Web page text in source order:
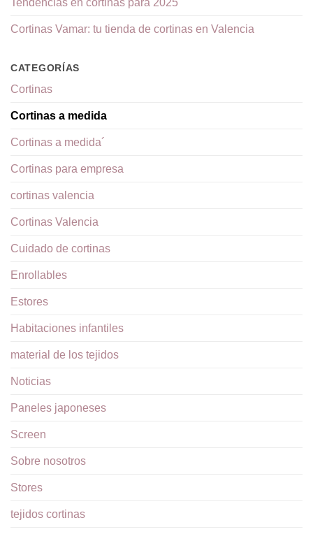
Tendencias en cortinas para 2025
Cortinas Vamar: tu tienda de cortinas en Valencia
CATEGORÍAS
Cortinas
Cortinas a medida
Cortinas a medida´
Cortinas para empresa
cortinas valencia
Cortinas Valencia
Cuidado de cortinas
Enrollables
Estores
Habitaciones infantiles
material de los tejidos
Noticias
Paneles japoneses
Screen
Sobre nosotros
Stores
tejidos cortinas